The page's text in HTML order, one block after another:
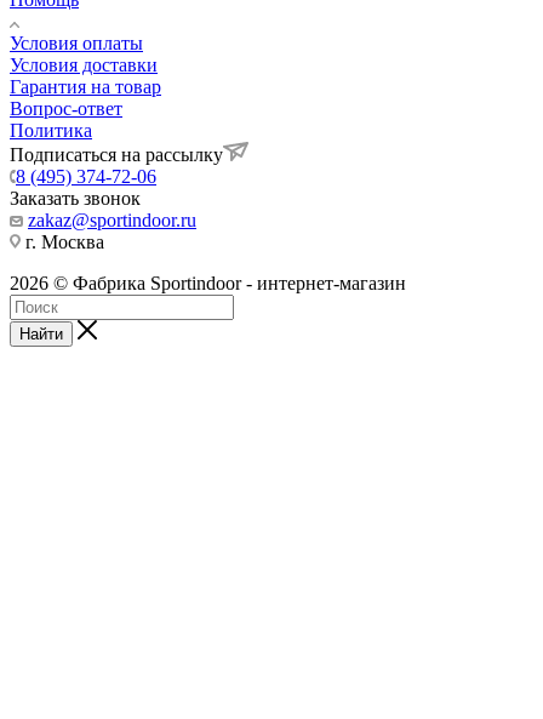
Условия оплаты
Условия доставки
Гарантия на товар
Вопрос-ответ
Политика
Подписаться на рассылку
8 (495) 374-72-06
Заказать звонок
zakaz@sportindoor.ru
г. Москва
2026 © Фабрика Sportindoor - интернет-магазин
Найти